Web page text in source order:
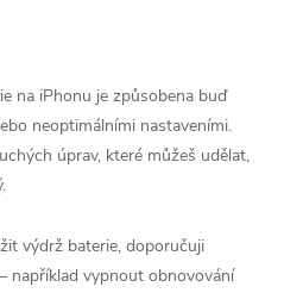
na iPhonu je způsobena buď
neoptimálními nastaveními.
úprav, které můžeš udělat,
výdrž baterie, doporučuji
například vypnout obnovování